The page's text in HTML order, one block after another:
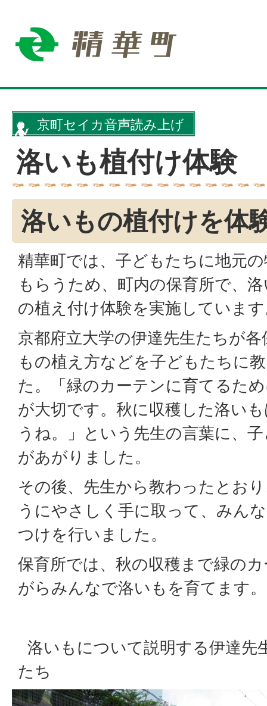
京町セイカ音声読み上げ
洛いも植付け体験
洛いもの植付けを体
精華町では、子どもたちに地元
もらうため、町内の保育所で、
の植え付け体験を実施していま
京都府立大学の伊達先生たちが
もの植え方などを子どもたちに
た。「緑のカーテンに育てるた
が大切です。秋に収穫した洛い
うね。」という先生の言葉に、
があがりました。
その後、先生から教わったとお
うにやさしく手に取って、みん
つけを行いました。
保育所では、秋の収穫まで緑の
がらみんなで洛いもを育てます。
洛いもについて説明する伊達先
たち